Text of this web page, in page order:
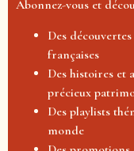
Abonnez-vous et
Des
françaises
Des histoires et
précieux
Des playlists
monde